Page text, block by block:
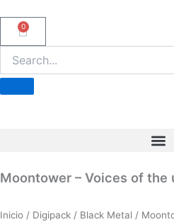
0
Carrito
Moontower – Voices of the
Inicio / Digipack / Black Metal /